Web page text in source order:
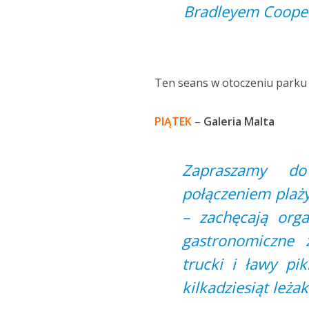
Bradleyem
Ten seans w otoczeniu
PIĄTEK – Galeria Malta
Zapraszamy
połączeniem
– zachęcają
trucki i ławy
kilkadziesiąt